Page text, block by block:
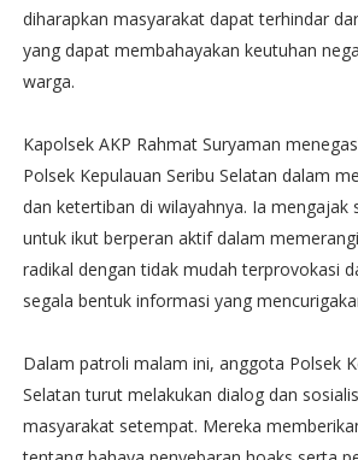
diharapkan masyarakat dapat terhindar
yang dapat membahayakan keutuhan
warga.
Kapolsek AKP Rahmat Suryaman
Polsek Kepulauan Seribu Selatan dalam
dan ketertiban di wilayahnya. Ia mengajak
untuk ikut berperan aktif dalam
radikal dengan tidak mudah terprovokasi
segala bentuk informasi yang
Dalam patroli malam ini, anggota Polsek
Selatan turut melakukan dialog dan
masyarakat setempat. Mereka